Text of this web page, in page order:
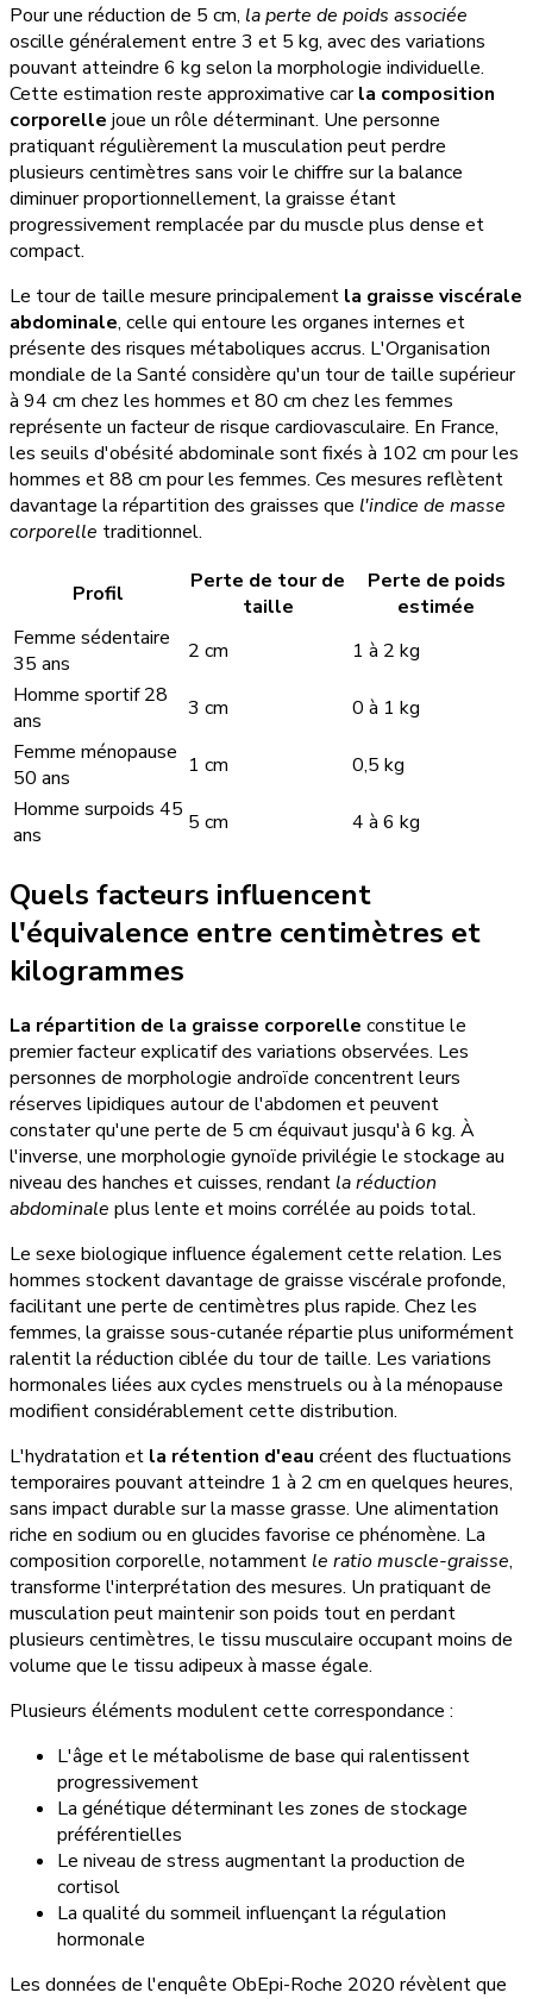
Pour une réduction de 5 cm, la perte de poids associée
oscille généralement entre 3 et 5 kg, avec des variations
pouvant atteindre 6 kg selon la morphologie individuelle.
Cette estimation reste approximative carla composition
corporelle joue un rôle déterminant. Une personne
pratiquant régulièrement la musculation peut perdre
plusieurs centimètres sans voir le chiffre sur la balance
diminuer proportionnellement, la graisse étant
progressivement remplacée par du muscle plus dense et
compact.
Le tour de taille mesure principalement la graisse viscérale
abdominale, celle qui entoure les organes internes et
présente des risques métaboliques accrus. L'Organisation
mondiale de la Santé considère qu'un tour de taille supérieur
à 94 cm chez les hommes et 80 cm chez les femmes
représente un facteur de risque cardiovasculaire. En France,
les seuils d'obésité abdominale sont fixés à 102 cm pour les
hommes et 88 cm pour les femmes. Ces mesures reflètent
davantage la répartition des graisses que l'indice de masse
corporelle traditionnel.
Profil
Perte de tour de
taille
Perte de poids
estimée
Femme sédentaire
35 ans
2 cm
1 à 2 kg
Homme sportif 28
ans
3 cm
0 à 1 kg
Femme ménopause
50 ans
1 cm
0,5 kg
Homme surpoids 45
ans
5 cm 4 à 6 kg
Quels facteurs influencent
l'équivalence entre centimètres et
kilogrammes
La répartition de la graisse corporelle constitue le
premier facteur explicatif des variations observées. Les
personnes de morphologie androïde concentrent leurs
réserves lipidiques autour de l'abdomen et peuvent
constater qu'une perte de 5 cm équivaut jusqu'à 6 kg. À
l'inverse, une morphologie gynoïde privilégie le stockage au
niveau des hanches et cuisses, rendant la réduction
abdominale plus lente et moins corrélée au poids total.
Le sexe biologique influence également cette relation. Les
hommes stockent davantage de graisse viscérale profonde,
facilitant une perte de centimètres plus rapide. Chez les
femmes, la graisse sous-cutanée répartie plus uniformément
ralentit la réduction ciblée du tour de taille. Les variations
hormonales liées aux cycles menstruels ou à la ménopause
modifient considérablement cette distribution.
L'hydratation et la rétention d'eau créent des fluctuations
temporaires pouvant atteindre 1 à 2 cm en quelques heures,
sans impact durable sur la masse grasse. Une alimentation
riche en sodium ou en glucides favorise ce phénomène. La
composition corporelle, notamment le ratio muscle-graisse,
transforme l'interprétation des mesures. Un pratiquant de
musculation peut maintenir son poids tout en perdant
plusieurs centimètres, le tissu musculaire occupant moins de
volume que le tissu adipeux à masse égale.
Plusieurs éléments modulent cette correspondance :
L'âge et le métabolisme de base qui ralentissent
progressivement
La génétique déterminant les zones de stockage
préférentielles
Le niveau de stress augmentant la production de
cortisol
La qualité du sommeil influençant la régulation
hormonale
Les données de l'enquête ObEpi-Roche 2020 révèlent que